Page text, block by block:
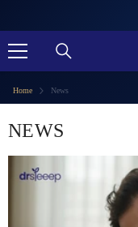
Home News
NEWS